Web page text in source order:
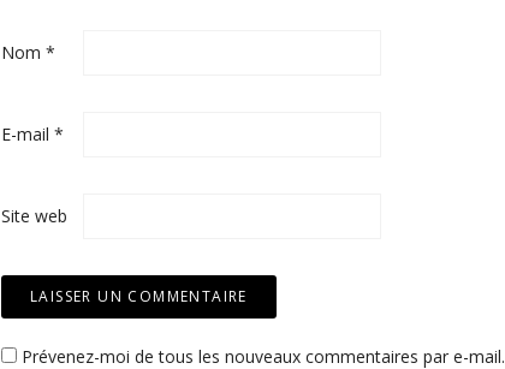
Nom *
E-mail *
Site web
Prévenez-moi de tous les nouveaux commentaires par e-mail.